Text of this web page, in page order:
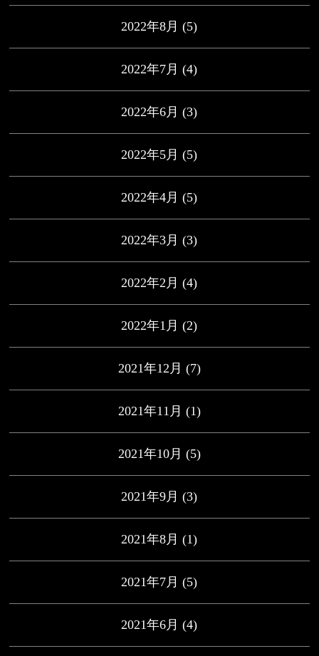
2022年8月 (5)
2022年7月 (4)
2022年6月 (3)
2022年5月 (5)
2022年4月 (5)
2022年3月 (3)
2022年2月 (4)
2022年1月 (2)
2021年12月 (7)
2021年11月 (1)
2021年10月 (5)
2021年9月 (3)
2021年8月 (1)
2021年7月 (5)
2021年6月 (4)